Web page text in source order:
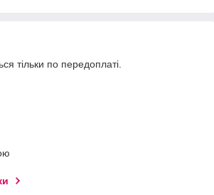
тільки по передоплаті.